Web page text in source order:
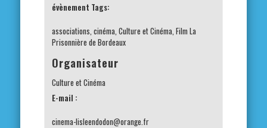
évènement Tags:
associations cinéma Culture et Cinéma Film La
Prisonnière de Bordeaux
Organisateur
Culture et Cinéma
E-mail :
cinema-lisleendodon@orange.fr